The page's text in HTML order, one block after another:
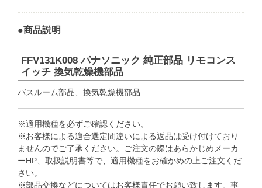
●商品説明
FFV131K008 パナソニック 純正部品 リモコンス
イッチ 換気乾燥機部品
バスルーム部品、換気乾燥機部品
※適用機種を必ずご確認ください。
※お客様による適合選定間違いによる返品は受け付けており
ませんのでご了承ください。ご注文の際はあらかじめメーカ
ーHP、取扱説明書等で、適用機種をお確かめの上ご注文くだ
さい。
※部品交換などについてはお客様責任でお願い致します。事